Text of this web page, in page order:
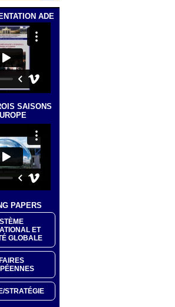
ADE
SAISONS
PAPERS
ET
GLOBALE
STRATÉGIE